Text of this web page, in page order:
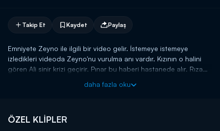
Takip Et Kaydet Paylaş
Emniyete Zeyno ile ilgili bir video gelir. İstemeye istemeye
izledikleri videoda Zeyno'nu vurulma anı vardır. Kızının o halini
gören Ali sinir krizi geçirir. Pınar bu haberi hastanede alır. Rıza
Peki, Zeyno gerçekten öldü mü?
daha fazla oku
ÖZEL KLİPLER